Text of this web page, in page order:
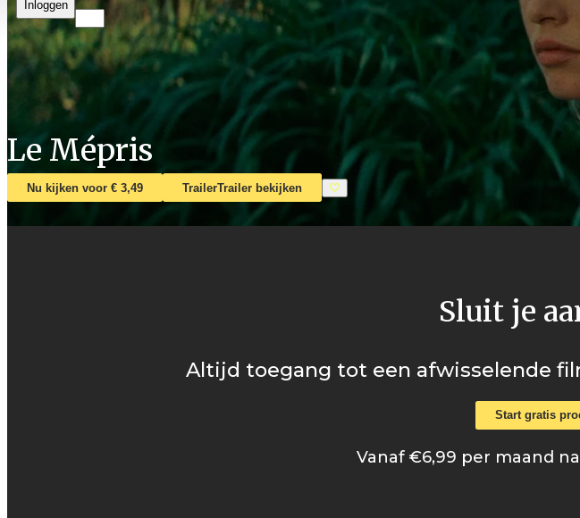
Inloggen
Le Mépris
Nu kijken voor € 3,49 TrailerTrailer bekijken
Sluit je
Altijd toegang tot een afwisselende
Start gratis
Vanaf €6,99 per maand